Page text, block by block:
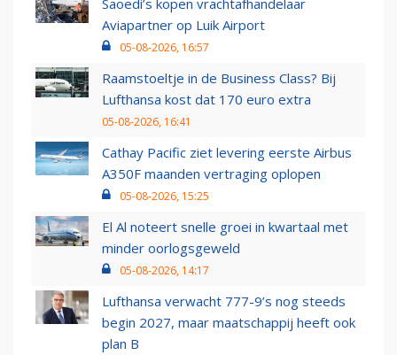
Saoedi’s kopen vrachtafhandelaar
Aviapartner op Luik Airport
05-08-2026, 16:57
Raamstoeltje in de Business Class? Bij
Lufthansa kost dat 170 euro extra
05-08-2026, 16:41
Cathay Pacific ziet levering eerste Airbus
A350F maanden vertraging oplopen
05-08-2026, 15:25
El Al noteert snelle groei in kwartaal met
minder oorlogsgeweld
05-08-2026, 14:17
Lufthansa verwacht 777-9’s nog steeds
begin 2027, maar maatschappij heeft ook
plan B